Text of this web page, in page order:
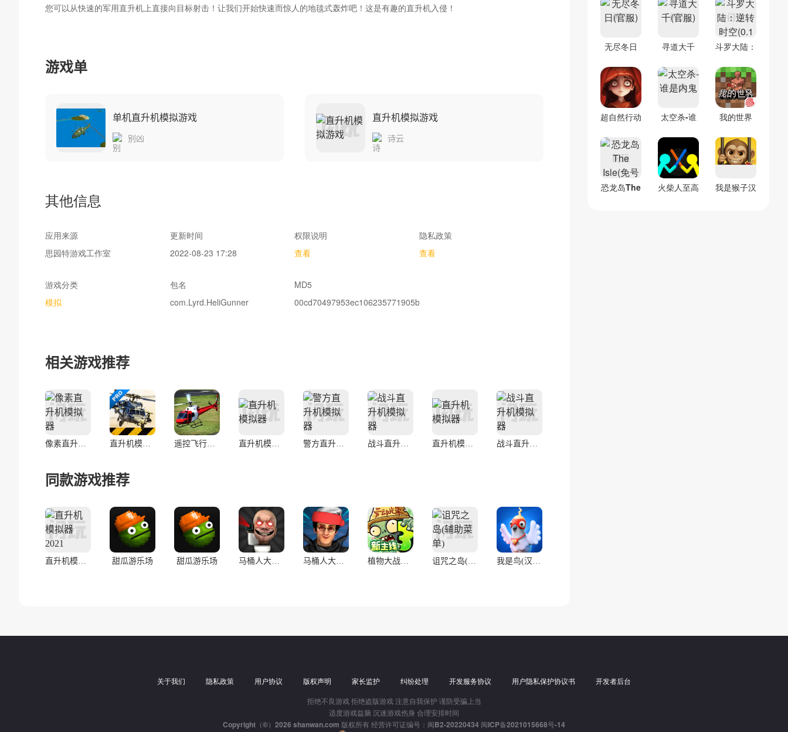
您可以从快速的军用直升机上直接向目标射击！让我们开始快速而惊人的地毯式轰炸吧！这是有趣的直升机入侵！
游戏单
单机直升机模拟游戏
别凶
直升机模拟游戏
诗云
其他信息
应用来源
思园特游戏工作室
更新时间
2022-08-23 17:28
权限说明
查看
隐私政策
查看
游戏分类
模拟
包名
com.Lyrd.HeliGunner
MD5
00cd70497953ec106235771905b8c76a
相关游戏推荐
像素直升机模拟器 直升机模拟器专业版 遥控飞行直升机模拟器 直升机模拟器 警方直升机模拟器 战斗直升机模拟器 直升机模拟器 战斗直升机模拟器
同款游戏推荐
直升机模拟器2021 甜瓜游乐场 甜瓜游乐场 马桶人大战:开放世界万圣节版(辅助菜单) 马桶人大战:开放世界(辅助菜单) 植物大战僵尸3 诅咒之岛(辅助菜单) 我是鸟(汉化兼容版)
免费版)
无尽冬日
(官服)
寻道大千
斗罗大陆：
逆转时空
(0.1折)
超自然行动
太空杀-谁
是内鬼
我的世界
(官服)
恐龙岛The
火柴人至高
我是猴子汉
关于我们 隐私政策 用户协议 版权声明 家长监护 纠纷处理 开发服务协议 用户隐私保护协议书
开发者后台
拒绝不良游戏 拒绝盗版游戏 注意自我保护 谨防受骗上当
适度游戏益脑 沉迷游戏伤身 合理安排时间
Copyright（©）2026 shanwan.com 版权所有 经营许可证编号：闽B2-20220434 闽ICP备2021015668号-14